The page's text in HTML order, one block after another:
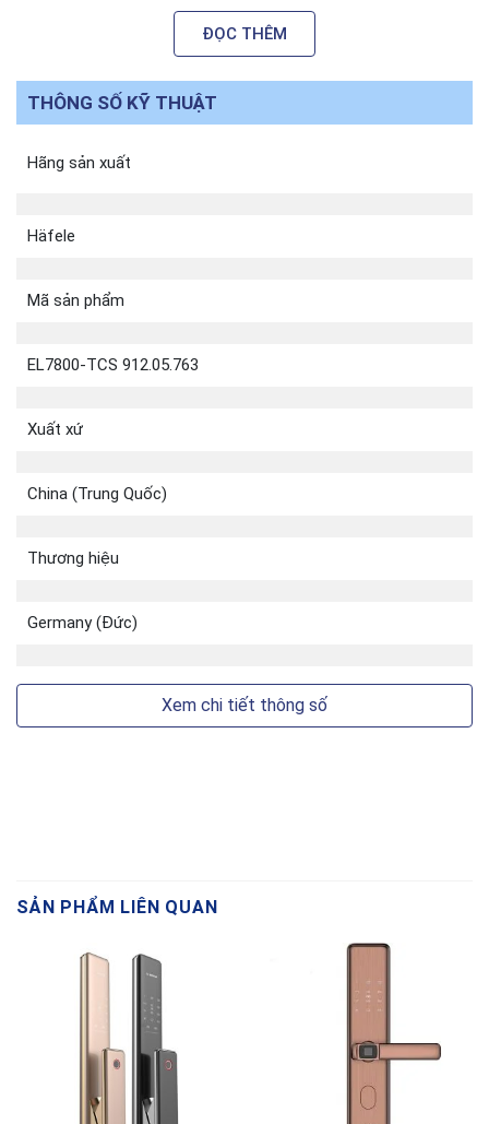
ĐỌC THÊM
THÔNG SỐ KỸ THUẬT
Hãng sản xuất
Häfele
Mã sản phẩm
EL7800-TCS 912.05.763
Xuất xứ
China (Trung Quốc)
Thương hiệu
Germany (Đức)
Xem chi tiết thông số
SẢN PHẨM LIÊN QUAN